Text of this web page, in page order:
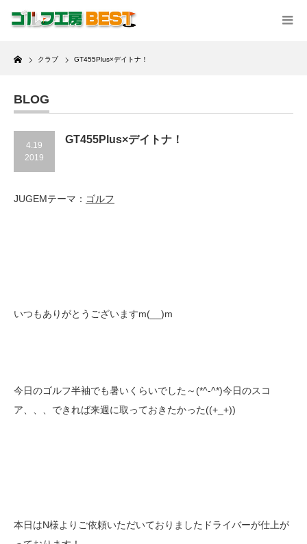
Home
クラブ GT455Plus×デイトナ！
BLOG
4.19
2019
GT455Plus×デイトナ！
JUGEMテーマ： ゴルフ
いつもありがとうございますm(__)m
今日のゴルフ半袖でも暑いくらいでした～(*^-^*)今日のスコ
ア、、、できれば来週に取っておきたかった((+_+))
本日はN様よりご依頼いただいておりましたドライバーが仕上が